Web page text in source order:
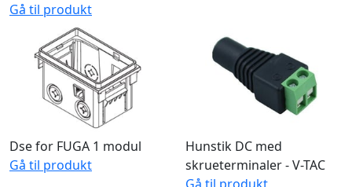
Gulvvarmestyring - Salus
Quantum
Gå til produkt
GROHE netdel
Gå til produkt